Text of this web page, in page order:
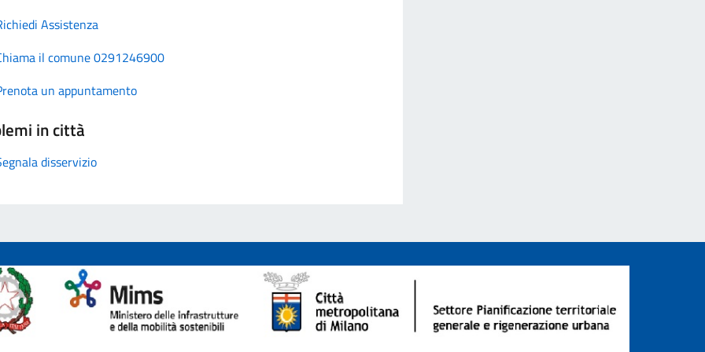
Assistenza
il comune 0291246900
un appuntamento
in città
disservizio